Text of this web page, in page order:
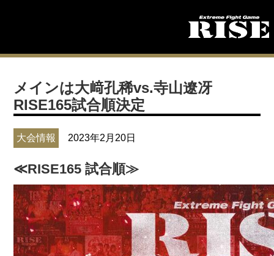
メインは大﨑孔稀vs.寺山遼冴
RISE165試合順決定
大会情報 2023年2月20日
≪RISE165 試合順≫